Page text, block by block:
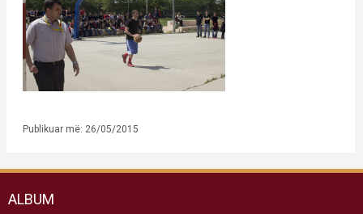
Publikuar më: 26/05/2015
ALBUM